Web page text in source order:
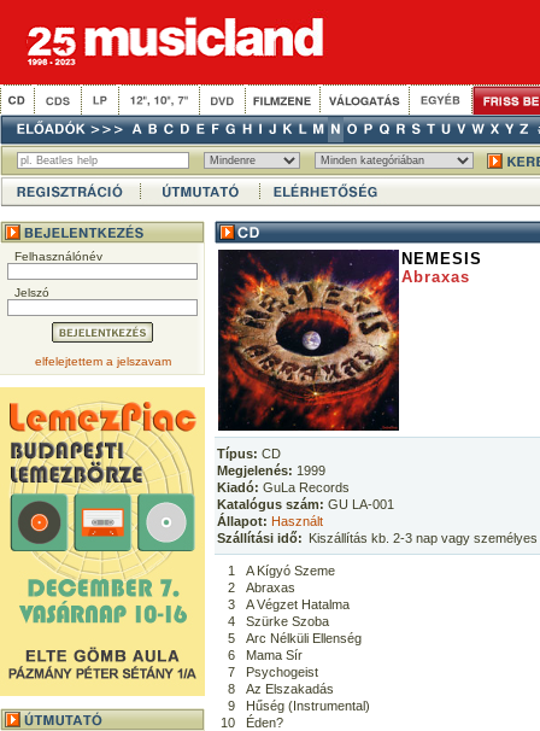
Felhasználónév
Jelszó
elfelejtettem a jelszavam
NEMESIS
Abraxas
Típus: CD
Megjelenés: 1999
Kiadó: GuLa Records
Katalógus szám: GU LA-001
Állapot: Használt
Szállítási idő: Kiszállítás kb. 2-3 nap vagy
1
A Kígyó Szeme
2
Abraxas
3
A Végzet Hatalma
4
Szürke Szoba
5
Arc Nélküli Ellenség
6
Mama Sír
7
Psychogeist
8
Az Elszakadás
9
Hűség (Instrumental)
10
Éden?